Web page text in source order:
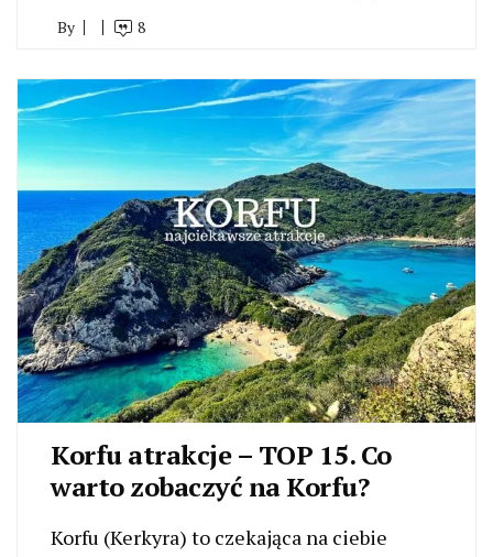
By 8
Korfu atrakcje – TOP 15. Co
warto zobaczyć na Korfu?
Korfu (Kerkyra) to czekająca na ciebie